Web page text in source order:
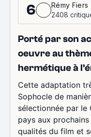
6
Rémy Fiers
2408
Porté par son
oeuvre au
hermétique à
Cette adaptation
Sophocle de
sélectionnée par le
pays aux
qualités du film et